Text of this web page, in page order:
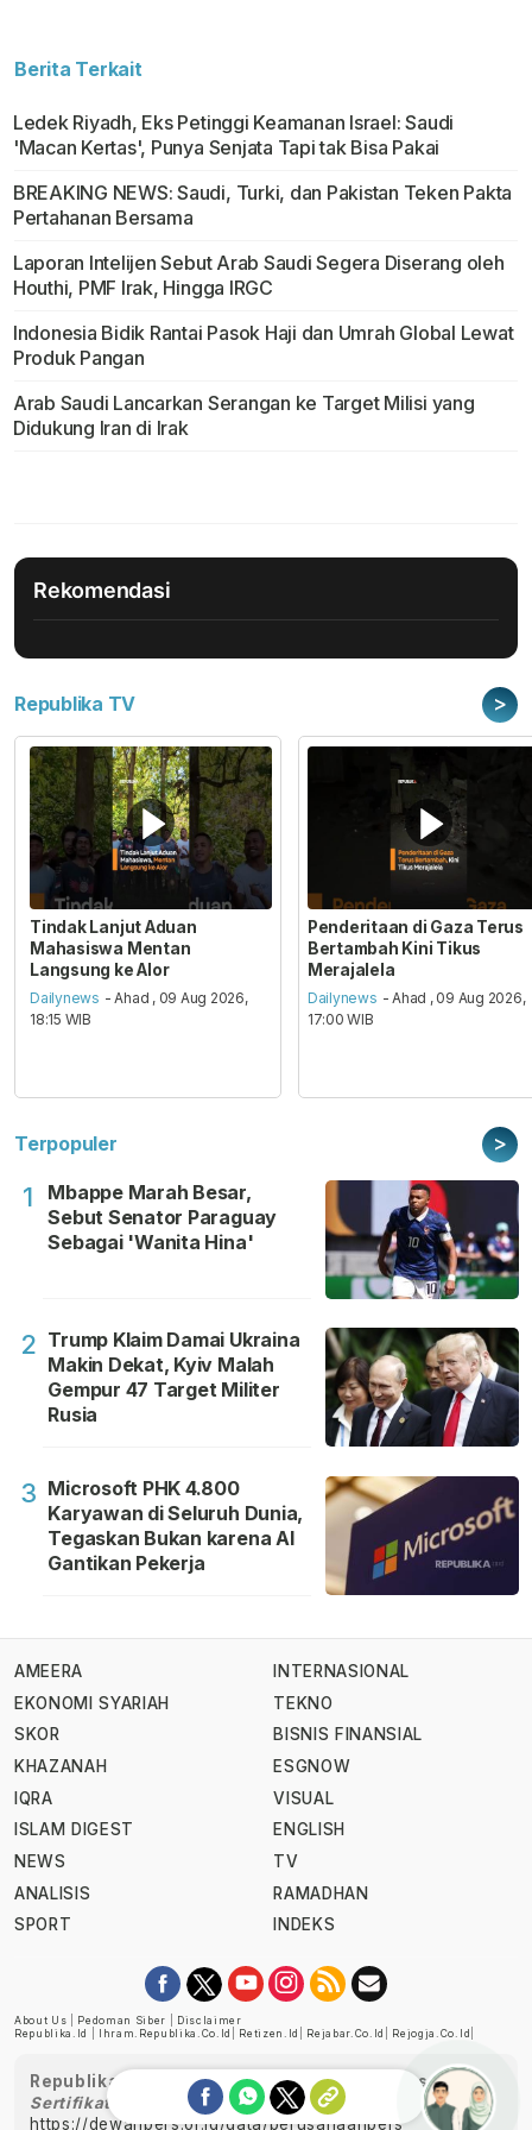
Berita Terkait
Ledek Riyadh, Eks Petinggi Keamanan Israel: Saudi
'Macan Kertas', Punya Senjata Tapi tak Bisa Pakai
BREAKING NEWS: Saudi, Turki, dan Pakistan Teken Pakta
Pertahanan Bersama
Laporan Intelijen Sebut Arab Saudi Segera Diserang oleh
Houthi, PMF Irak, Hingga IRGC
Indonesia Bidik Rantai Pasok Haji dan Umrah Global Lewat
Produk Pangan
Arab Saudi Lancarkan Serangan ke Target Milisi yang
Didukung Iran di Irak
Rekomendasi
Republika TV >
Tindak Lanjut Aduan
Mahasiswa Mentan
Langsung ke Alor
Dailynews - Ahad , 09 Aug 2026,
18:15 WIB
Penderitaan di Gaza Terus
Bertambah Kini Tikus
Merajalela
Dailynews - Ahad , 09 Aug 2026,
17:00 WIB
Terpopuler >
1
Mbappe Marah Besar,
Sebut Senator Paraguay
Sebagai 'Wanita Hina'
2 Trump Klaim Damai Ukraina
Makin Dekat, Kyiv Malah
Gempur 47 Target Militer
Rusia
3 Microsoft PHK 4.800
Karyawan di Seluruh Dunia,
Tegaskan Bukan karena AI
Gantikan Pekerja
AMEERA
EKONOMI SYARIAH
SKOR
KHAZANAH
IQRA
ISLAM DIGEST
NEWS
ANALISIS
SPORT
INTERNASIONAL
TEKNO
BISNIS FINANSIAL
ESGNOW
VISUAL
ENGLISH
TV
RAMADHAN
INDEKS
About Us Pedoman Siber
Disclaimer
Republika.id
Ihram.republika.co.id Retizen.id Rejabar.co.id Rejogja.co.id
Republika telah diverifikasi oleh Dewan Pers
Sertifikat Nomor 1058/DP-Verifikasi/K/XII/2022
https://dewanpers.or.id/data/perusahaanpers